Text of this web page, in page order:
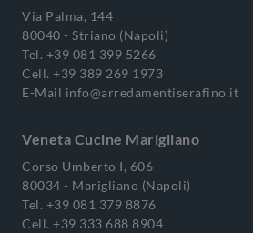
Via Palma, 144
80040 - Striano (Napoli)
Tel. +39 081 399 5266
Cell. +39 389 269 1973
E-Mail info@arredamentiserafino.it
Veneta Cucine Marigliano
Corso Umberto I, 606
80034 - Marigliano (Napoli)
Tel. +39 081 379 8876
Cell. +39 333 688 8904